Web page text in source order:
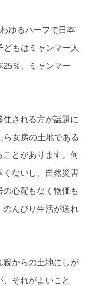
ゆるハーフで日本
どもはミャンマー人
25％、ミャンマー
住される方が話題に
ら女房の土地である
ことがあります。何
ないし、自然災害
の心配もなく物価も
のんびり生活が送れ
親からの土地にしが
それがよいこと